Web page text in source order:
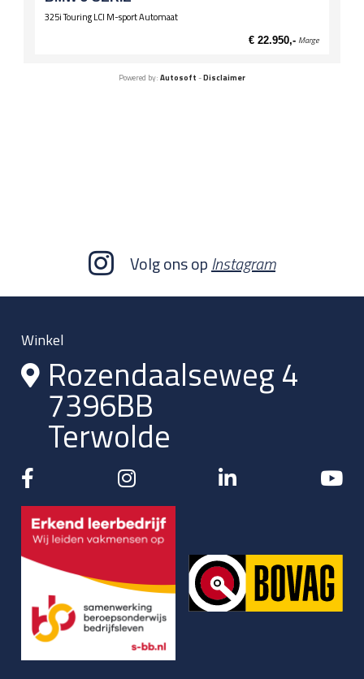
325i Touring LCI M-sport Automaat
€ 22.950,- Marge
Powered by: Autosoft -Disclaimer
Volg ons opInstagram
Winkel
Rozendaalseweg 4
7396BB
Terwolde